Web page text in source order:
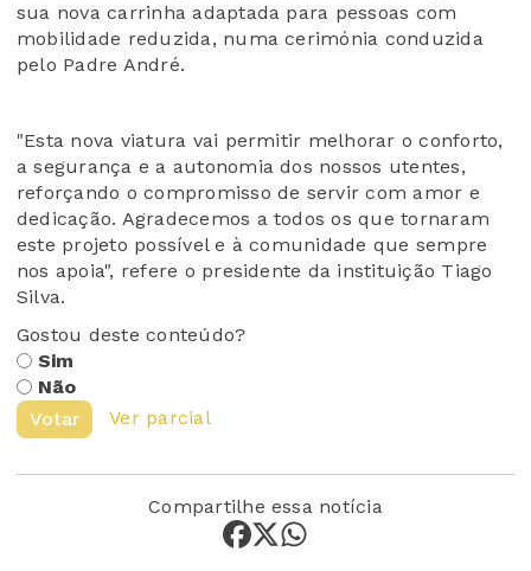
sua nova carrinha adaptada para pessoas com
mobilidade reduzida, numa cerimónia conduzida
pelo Padre André.
"Esta nova viatura vai permitir melhorar o conforto,
a segurança e a autonomia dos nossos utentes,
reforçando o compromisso de servir com amor e
dedicação. Agradecemos a todos os que tornaram
este projeto possível e à comunidade que sempre
nos apoia", refere o presidente da instituição Tiago
Silva.
Gostou deste conteúdo?
Sim
Não
Votar
Ver parcial
Compartilhe essa notícia